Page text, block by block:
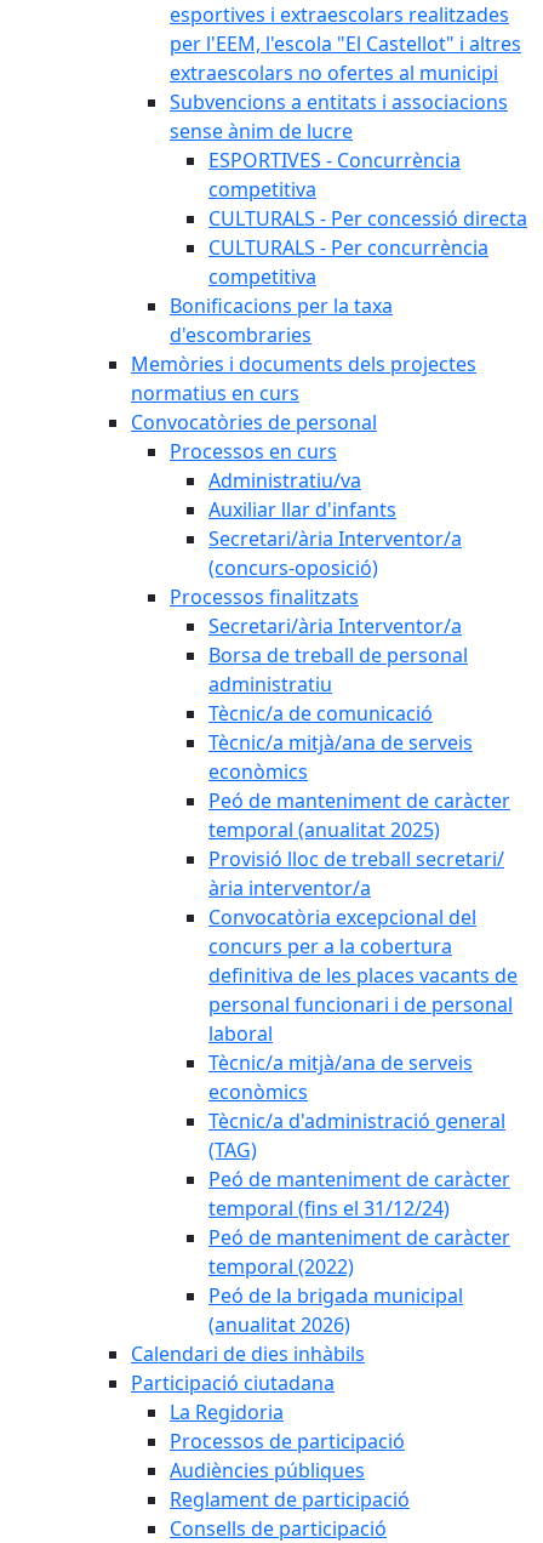
esportives i extraescolars realitzades
per l'EEM, l'escola "El Castellot" i altres
extraescolars no ofertes al municipi
Subvencions a entitats i associacions
sense ànim de lucre
ESPORTIVES - Concurrència
competitiva
CULTURALS - Per concessió directa
CULTURALS - Per concurrència
competitiva
Bonificacions per la taxa
d'escombraries
Memòries i documents dels projectes
normatius en curs
Convocatòries de personal
Processos en curs
Administratiu/va
Auxiliar llar d'infants
Secretari/ària Interventor/a
(concurs-oposició)
Processos finalitzats
Secretari/ària Interventor/a
Borsa de treball de personal
administratiu
Tècnic/a de comunicació
Tècnic/a mitjà/ana de serveis
econòmics
Peó de manteniment de caràcter
temporal (anualitat 2025)
Provisió lloc de treball secretari/
ària interventor/a
Convocatòria excepcional del
concurs per a la cobertura
definitiva de les places vacants de
personal funcionari i de personal
laboral
Tècnic/a mitjà/ana de serveis
econòmics
Tècnic/a d'administració general
(TAG)
Peó de manteniment de caràcter
temporal (fins el 31/12/24)
Peó de manteniment de caràcter
temporal (2022)
Peó de la brigada municipal
(anualitat 2026)
Calendari de dies inhàbils
Participació ciutadana
La Regidoria
Processos de participació
Audiències públiques
Reglament de participació
Consells de participació